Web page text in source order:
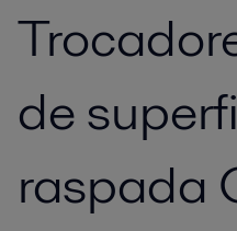
de
raspada